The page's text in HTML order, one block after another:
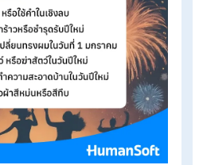
หลายคนตั้งใจปรับตัวเอง ตั้งเป้าหมาย
ต่ตามความเชื่อของคนโบราณ มีบางสิ่
าภและพลังงานดี ๆ ออกไป ทำให้ปีใหม่
ดขัด มาดูกันว่า 6 สิ่งที่ควรหลีกเลี่ยงใน
ย่างเฮงและเป็นสิริมงคล